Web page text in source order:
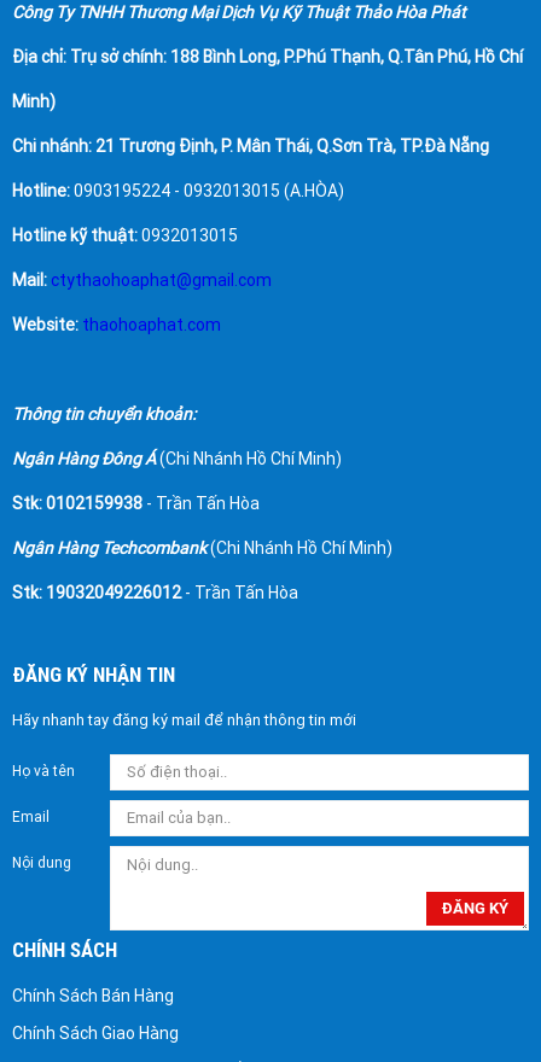
Công Ty TNHH Thương Mại Dịch Vụ Kỹ Thuật Thảo Hòa Phát
Địa chỉ: Trụ sở chính: 188 Bình Long, P.Phú Thạnh, Q.Tân Phú, Hồ Chí
Minh)
Chi nhánh: 21 Trương Định, P. Mân Thái, Q.Sơn Trà, TP.Đà Nẵng
Hotline:0903195224 - 0932013015 (A.HÒA)
Hotline kỹ thuật:0932013015
Mail: ctythaohoaphat@gmail.com
Website: thaohoaphat.com
Thông tin chuyển khoản:
Ngân Hàng Đông Á(Chi Nhánh Hồ Chí Minh)
Stk: 0102159938 - Trần Tấn Hòa
Ngân Hàng Techcombank(Chi Nhánh Hồ Chí Minh)
Stk: 19032049226012- Trần Tấn Hòa
ĐĂNG KÝ NHẬN TIN
Hãy nhanh tay đăng ký mail để nhận thông tin mới
Họ và tên
Email
Nội dung
ĐĂNG KÝ
CHÍNH SÁCH
Chính Sách Bán Hàng
Chính Sách Giao Hàng